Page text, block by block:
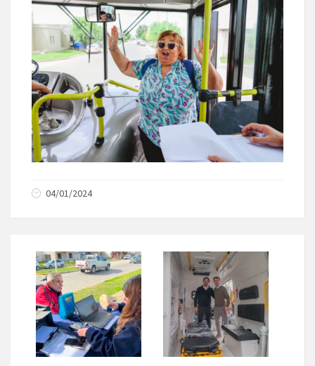
04/01/2024